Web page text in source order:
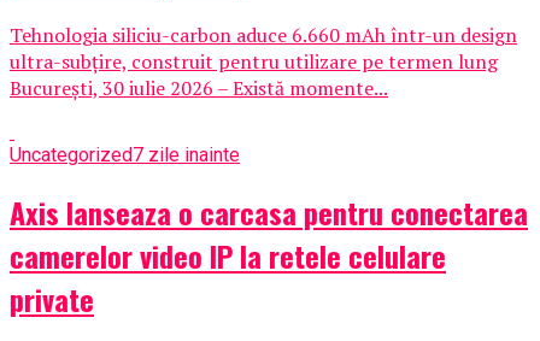
Tehnologia siliciu-carbon aduce 6.660 mAh într-un design
ultra-subțire, construit pentru utilizare pe termen lung
București, 30 iulie 2026 – Există momente...
Uncategorized7 zile inainte
Axis lanseaza o carcasa pentru conectarea
camerelor video IP la retele celulare
private